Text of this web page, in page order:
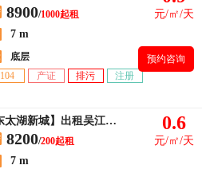
8900/1000起租
7 m
底层
104
产证 排污 注册
元/㎡/天
预约咨询
【东太湖新城】出租吴江太湖新城小面积，一楼200～600平方
8200/200起租
7 m
0.6
元/㎡/天